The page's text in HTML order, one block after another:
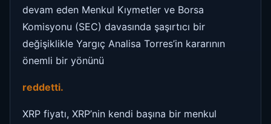
devam eden Menkul Kıymetler ve Borsa
Komisyonu (SEC) davasında şaşırtıcı bir
değişiklikle Yargıç Analisa Torres’in kararının
önemli bir yönünü
reddetti.
XRP fiyatı, XRP’nin kendi başına bir menkul